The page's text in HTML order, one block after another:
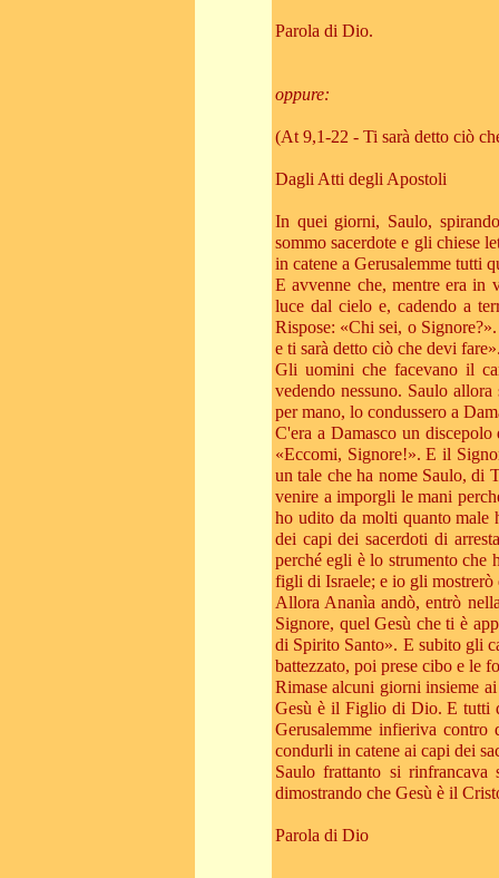
Parola di Dio.
oppure:
(At 9,1-22 - Ti sarà detto ciò
Dagli Atti degli Apostoli
In quei giorni, Saulo,
sommo sacerdote e gli chiese
in catene a Gerusalemme tutti
E avvenne che, mentre era in
luce dal cielo e, cadendo a
Rispose: «Chi sei, o
e ti sarà detto ciò che devi
Gli uomini che facevano il
vedendo nessuno. Saulo
per mano, lo condussero a
C'era a Damasco un
«Eccomi, Signore!». E il
un tale che ha nome Saulo, di
venire a imporgli le mani
ho udito da molti quanto male
dei capi dei sacerdoti di
perché egli è lo strumento
figli di Israele; e io gli
Allora Ananìa andò, entrò
Signore, quel Gesù che ti è
di Spirito Santo». E subito gli
battezzato, poi prese cibo e le
Rimase alcuni giorni insieme
Gesù è il Figlio di Dio. E tutti
Gerusalemme infieriva contro
condurli in catene ai capi dei
Saulo frattanto si
dimostrando che Gesù è il
Parola di Dio